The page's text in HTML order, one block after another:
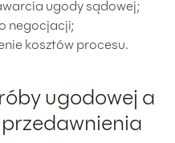
ugody sądowej;
negocjacji;
kosztów procesu.
ugodowej a